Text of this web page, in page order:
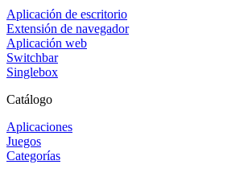
Aplicación de escritorio
Extensión de navegador
Aplicación web
Switchbar
Singlebox
Catálogo
Aplicaciones
Juegos
Categorías